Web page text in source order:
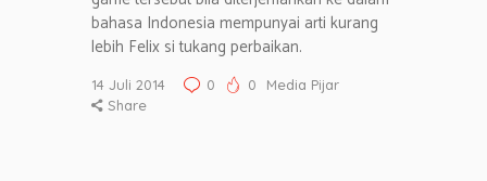
OPINI
bahasa Indonesia mempunyai arti kurang
lebih Felix si tukang perbaikan.
14 Juli 2014 0 0
Media Pijar
Share